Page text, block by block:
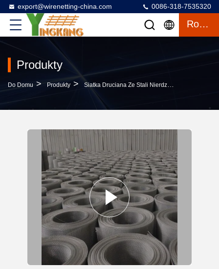
export@wirenetting-china.com 0086-318-7535320
Rozmowa
Produkty
Do Domu > Produkty > Siatka Druciana Ze Stali Nierdzewnej